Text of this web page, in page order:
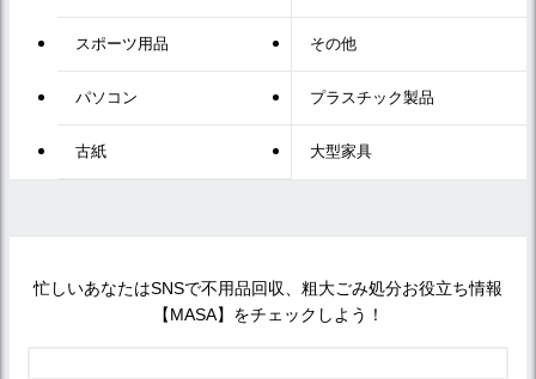
スポーツ用品 その他
パソコン プラスチック製品
古紙 大型家具
忙しいあなたはSNSで不用品回収、粗大ごみ処分お役立ち情報
【MASA】をチェックしよう！